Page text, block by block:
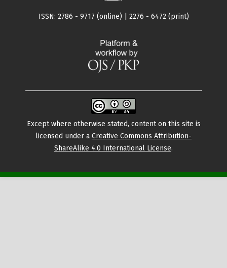
ISSN: 2786 - 9717 (online) | 2276 - 6472 (print)
Except where otherwise stated, content on this site is
licensed under a Creative Commons Attribution-
ShareAlike 4.0 International License.